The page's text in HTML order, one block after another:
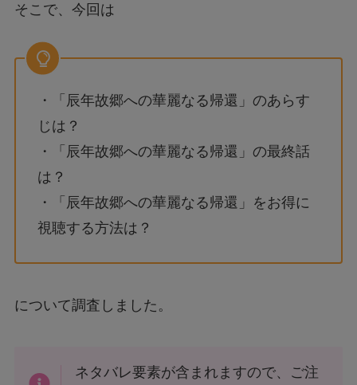
そこで、今回は
・「辰年故郷への華麗なる帰還」のあらす
じは？
・「辰年故郷への華麗なる帰還」の最終話
は？
・「辰年故郷への華麗なる帰還」をお得に
視聴する方法は？
について調査しました。
ネタバレ要素が含まれますので、ご注